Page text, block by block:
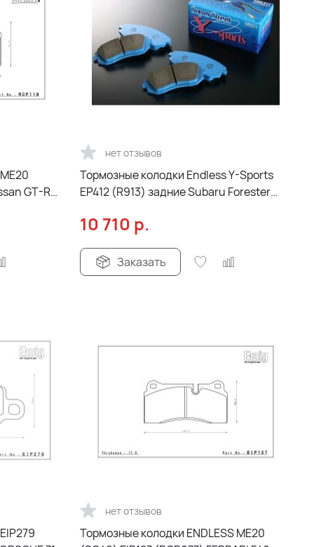
GT-R
нет отзывов
Тормозные колодки Endless Y-Sports
EP412 (R913) задние Subaru Forester
10 710 р.
Заказать
нет отзывов
Тормозные колодки ENDLESS ME20